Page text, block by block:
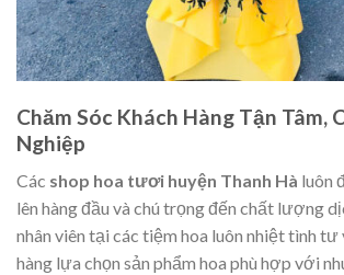
Chăm Sóc Khách Hàng Tận Tâm,
Nghiệp
Các shop hoa tươi huyện Thanh Hà luôn
lên hàng đầu và chú trọng đến chất lượng
nhân viên tại các tiệm hoa luôn nhiệt tình tư
hàng lựa chọn sản phẩm hoa phù hợp với